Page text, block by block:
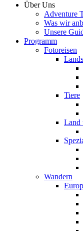
Über Uns
Adventure
Was wir
Unsere
Programm
Fotoreisen
Tiere
Land
Wandern